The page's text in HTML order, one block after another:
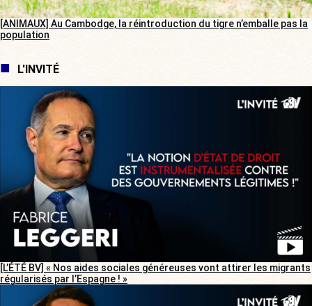
[ANIMAUX] Au Cambodge, la réintroduction du tigre n’emballe pas la
population
L'INVITÉ
[L’ÉTÉ BV] « Nos aides sociales généreuses vont attirer les migrants
régularisés par l’Espagne ! »